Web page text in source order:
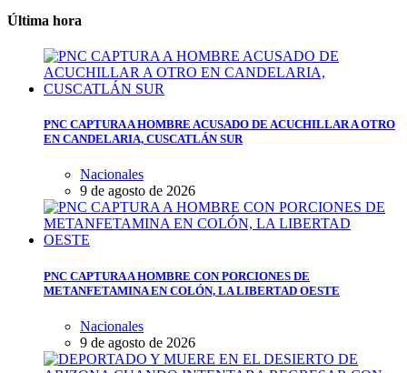
Última hora
PNC CAPTURA A HOMBRE ACUSADO DE ACUCHILLAR A OTRO
EN CANDELARIA, CUSCATLÁN SUR
Nacionales
9 de agosto de 2026
PNC CAPTURA A HOMBRE CON PORCIONES DE
METANFETAMINA EN COLÓN, LA LIBERTAD OESTE
Nacionales
9 de agosto de 2026